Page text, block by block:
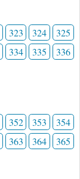
323 324
325
334 335
336
352 353
354
363 364
365